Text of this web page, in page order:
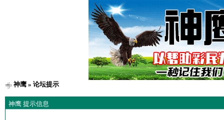
神鹰» 论坛提示
神鹰 提示信息